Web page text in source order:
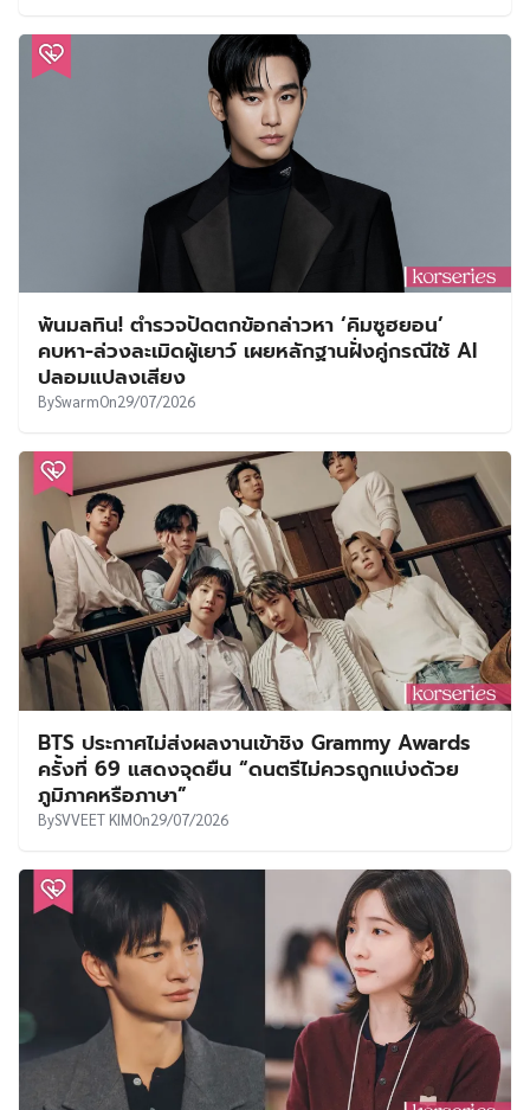
พ้นมลทิน! ตำรวจปัดตกข้อกล่าวหา ‘คิมซูฮยอน’
คบหา-ล่วงละเมิดผู้เยาว์ เผยหลักฐานฝั่งคู่กรณีใช้ AI
ปลอมแปลงเสียง
BySwarmOn29/07/2026
BTS ประกาศไม่ส่งผลงานเข้าชิง Grammy Awards
ครั้งที่ 69 แสดงจุดยืน “ดนตรีไม่ควรถูกแบ่งด้วย
ภูมิภาคหรือภาษา”
BySVVEET KIMOn29/07/2026